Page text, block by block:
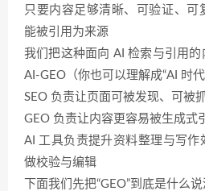
只要内容足够清晰、可验证、可
能被引用为来源
我们把这种面向 AI 检索与引用
AI-GEO（你也可以理解成“AI 时代
SEO 负责让页面可被发现、可被
GEO 负责让内容更容易被生成式
AI 工具负责提升资料整理与写
做校验与编辑
下面我们先把“GEO”到底是什么